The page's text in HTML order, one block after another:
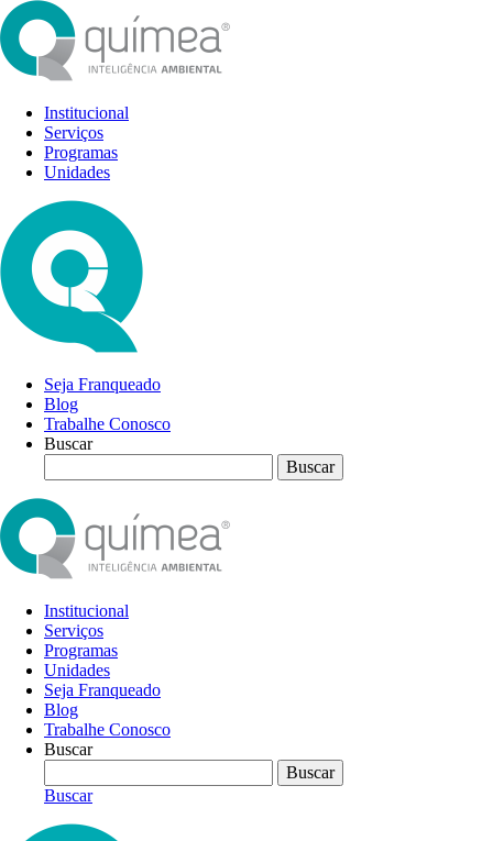
Institucional
Serviços
Programas
Unidades
Seja Franqueado
Blog
Trabalhe Conosco
Buscar
Institucional
Serviços
Programas
Unidades
Seja Franqueado
Blog
Trabalhe Conosco
Buscar
Buscar